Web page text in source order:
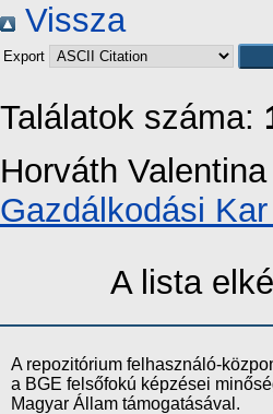
Vissza
Export
Találatok száma:
Horváth Valentina
Gazdálkodási
A lista
A repozitórium felhasználó-
a BGE felsőfokú képzései
Magyar Állam támogatásával.